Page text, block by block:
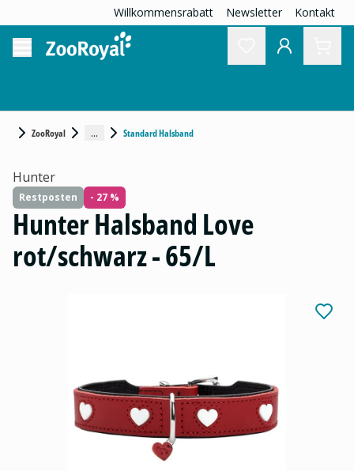
Willkommensrabatt Newsletter Kontakt
ZooRoyal ... Standard Halsband
Hunter
Restposten - 27 %
Hunter Halsband Love
rot/schwarz - 65/L